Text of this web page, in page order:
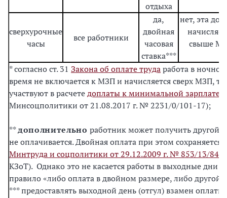
отдыха
сверхурочные
часы
все работники
да,
двойная
часовая
ставка***
нет, эта
свыше
* согласно ст. 31 Закона об оплате трударабота в
время не включается к МЗП и начисляется сверх МЗП,
участвуют в расчетедоплаты к минимальной зарплате
Минсоцполитики от 21.08.2017 г. № 2231/0/101-17);
**дополнительно работник может получить другой
не оплачивается. Двойная оплата при этом сохраняется
Минтруда и соцполитики от 29.12.2009 г. № 853/13/84-
КЗоТ). Однако это не касается работы в выходные дни –
правило «либо оплата в двойном размере, либо другой
*** предоставлять выходной день (отгул) взамен оплаты